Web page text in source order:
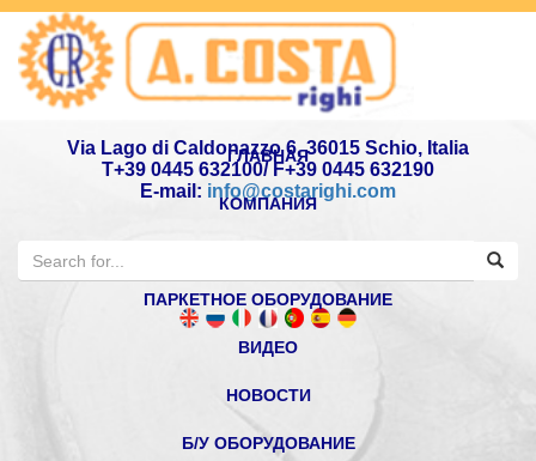
Via Lago di Caldonazzo 6, 36015 Schio, Italia
T+39 0445 632100/ F+39 0445 632190
E-mail: info@costarighi.com
ГЛАВНАЯ
КОМПАНИЯ
ПАРКЕТНОЕ ОБОРУДОВАНИЕ
ВИДЕО
НОВОСТИ
Б/У ОБОРУДОВАНИЕ